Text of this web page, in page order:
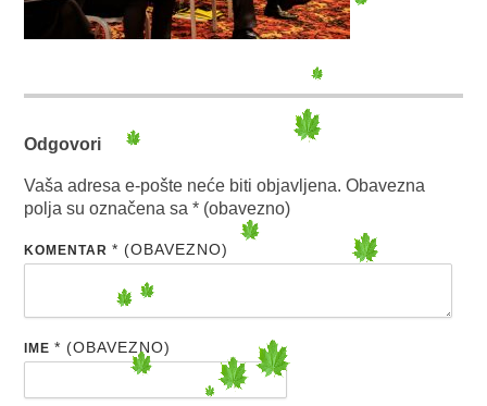
Odgovori
Vaša adresa e-pošte neće biti objavljena. Obavezna
polja su označena sa* (obavezno)
KOMENTAR* (OBAVEZNO)
IME* (OBAVEZNO)